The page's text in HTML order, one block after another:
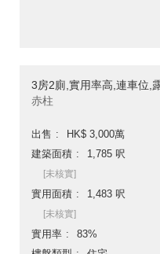
3房2廁,實用率高,連車位,
赤柱
出售
HK$ 3,000萬
建築面積
1,785 呎
[未核實]
實用面積 1,483 呎
[未核實]
實用率
83%